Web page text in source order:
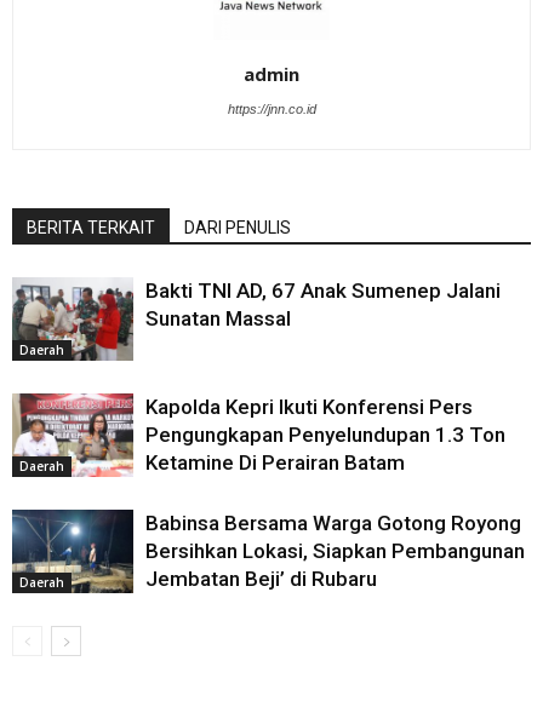
admin
https://jnn.co.id
BERITA TERKAIT DARI PENULIS
Daerah
Bakti TNI AD, 67 Anak Sumenep Jalani
Sunatan Massal
Daerah
Kapolda Kepri Ikuti Konferensi Pers
Pengungkapan Penyelundupan 1.3 Ton
Ketamine Di Perairan Batam
Daerah
Babinsa Bersama Warga Gotong Royong
Bersihkan Lokasi, Siapkan Pembangunan
Jembatan Beji’ di Rubaru